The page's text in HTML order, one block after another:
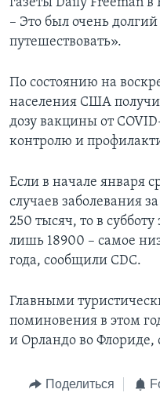
газеты Daily Freeman
– Это был очень
путешествовать».
По состоянию на
населения США
дозу вакцины от
контролю и
Если в начале января
случаев заболевания
250 тысяч, то в субботу
лишь 18900 – самое
года, сообщили CDC.
Главными
поминовения в этом
и Орландо во Флориде,
Поделиться